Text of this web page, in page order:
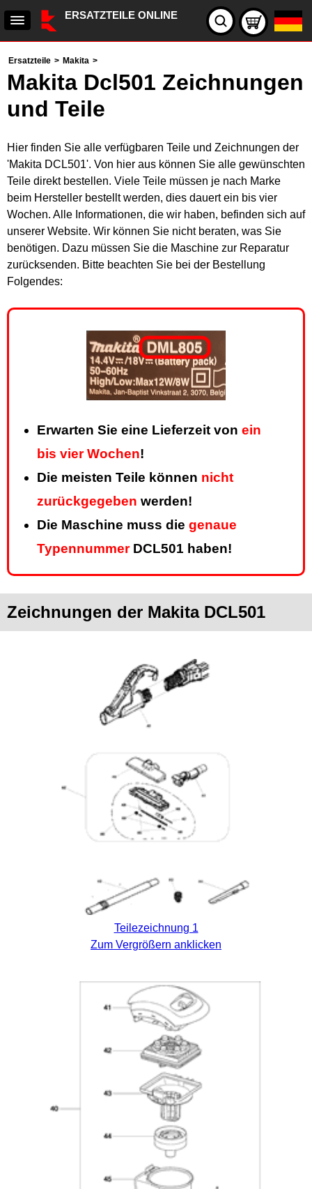
ERSATZTEILE ONLINE
Ersatzteile > Makita >
Makita Dcl501 Zeichnungen
und Teile
Hier finden Sie alle verfügbaren Teile und Zeichnungen der
'Makita DCL501'. Von hier aus können Sie alle gewünschten
Teile direkt bestellen. Viele Teile müssen je nach Marke
beim Hersteller bestellt werden, dies dauert ein bis vier
Wochen. Alle Informationen, die wir haben, befinden sich auf
unserer Website. Wir können Sie nicht beraten, was Sie
benötigen. Dazu müssen Sie die Maschine zur Reparatur
zurücksenden. Bitte beachten Sie bei der Bestellung
Folgendes:
Erwarten Sie eine Lieferzeit von ein
bis vier Wochen!
Die meisten Teile können nicht
zurückgegeben werden!
Die Maschine muss die genaue
TypennummerDCL501 haben!
Zeichnungen der Makita DCL501
Teilezeichnung 1
Zum Vergrößern anklicken